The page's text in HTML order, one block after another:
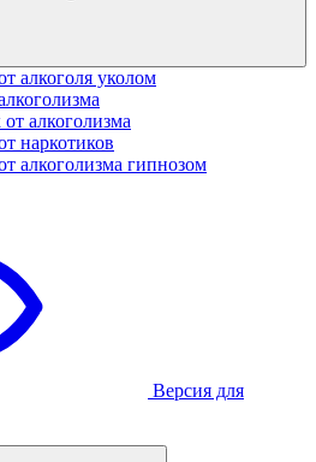
алкоголя уколом
алкоголизма
наркотиков
алкоголизма гипнозом
Версия для